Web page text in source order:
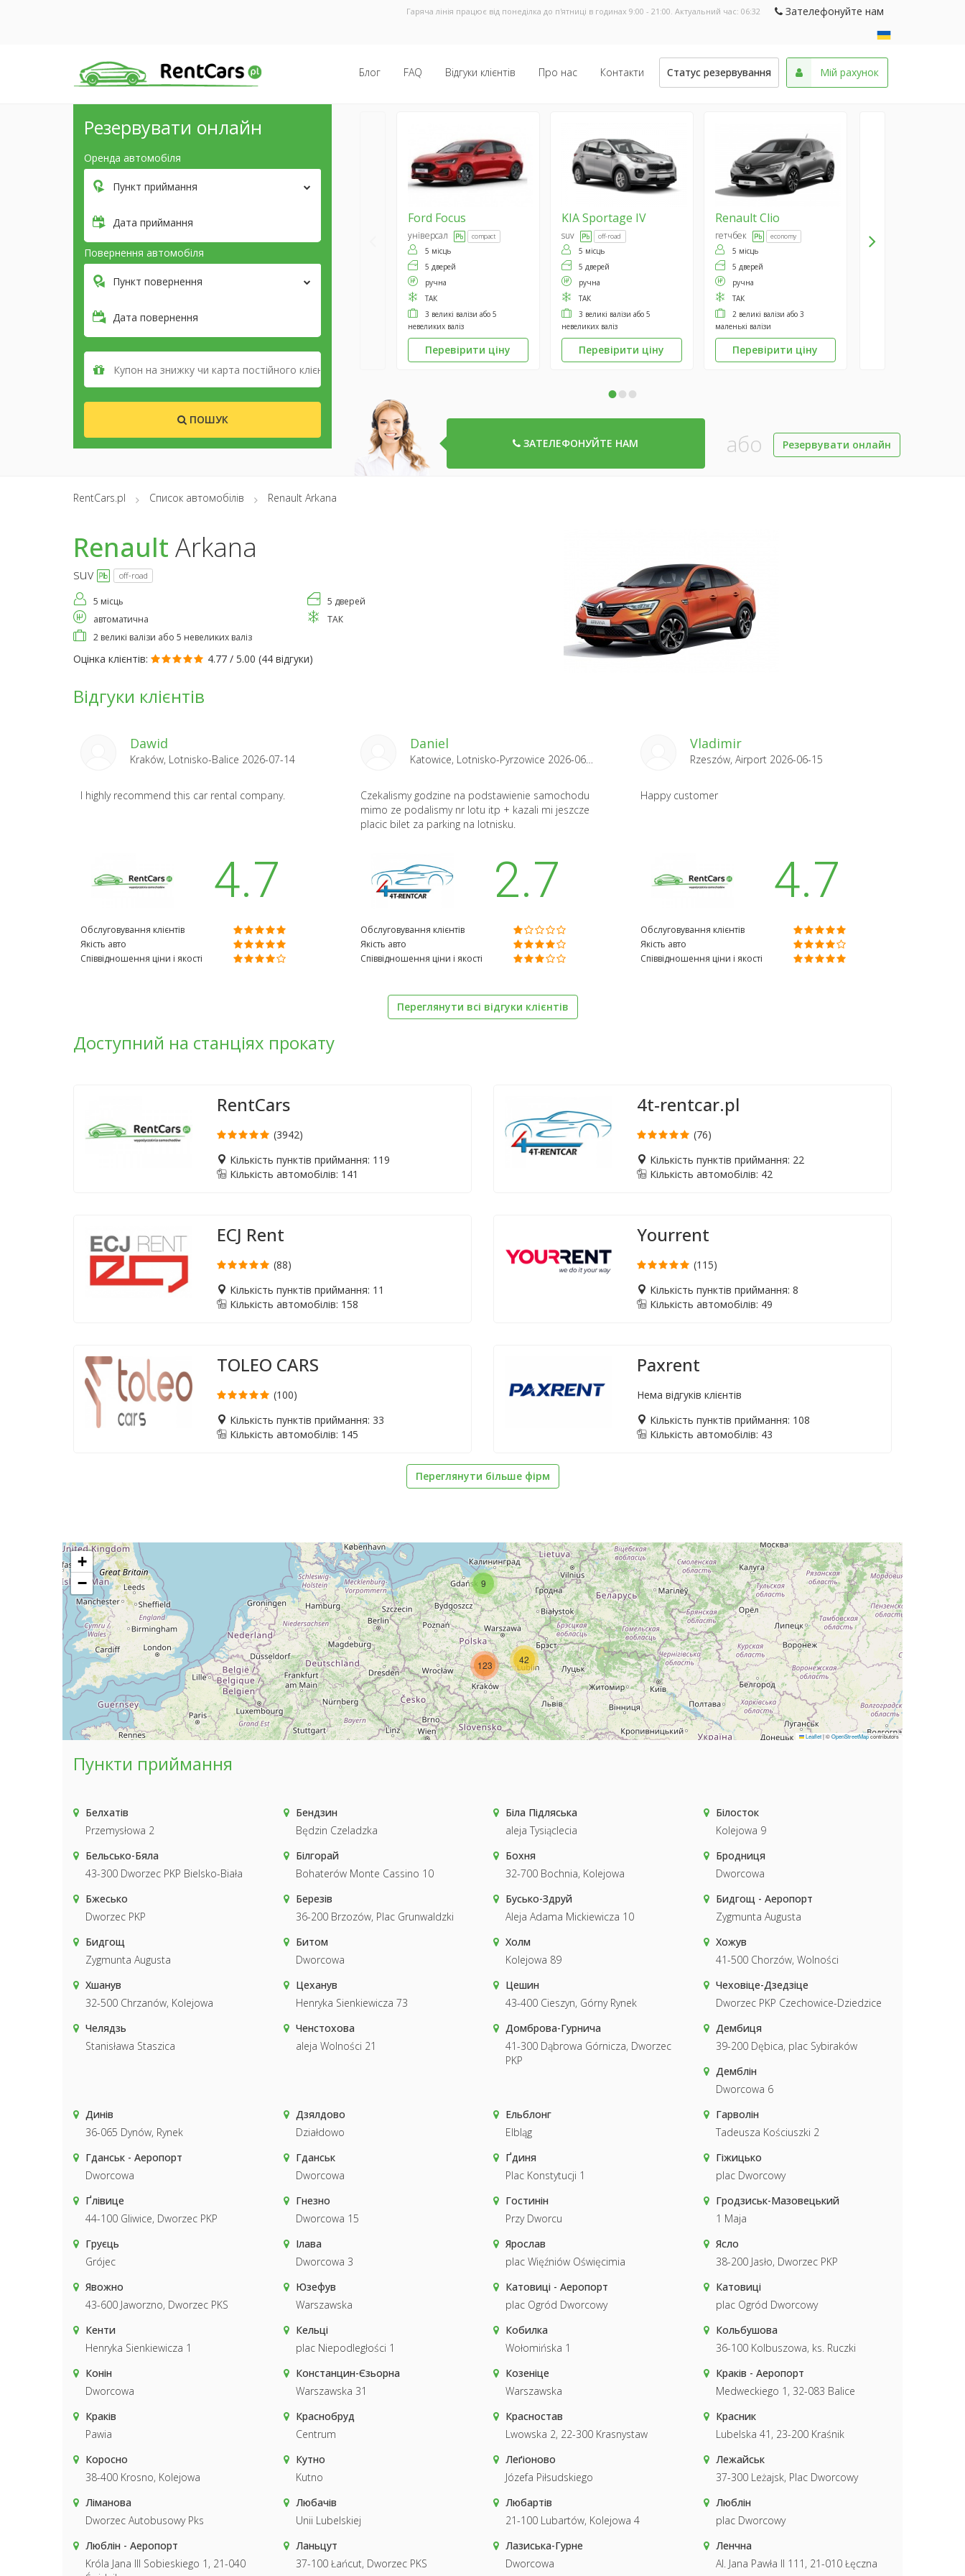
Гаряча лінія працює від понеділка до п'ятниці в годинах 9:00 - 21:00. Актуальний час: 06:32 Зателефонуйте нам
Блог FAQ Відгуки клієнтів Про нас Контакти Статус резервування Мій рахунок
Резервувати онлайн
Оренда автомобіля
Пункт приймання
Дата приймання
Повернення автомобіля
Пункт повернення
Дата повернення
ПОШУК
Ford Focus
універсал compact
5 місць
5 дверей
ручна
ТАК
3 великі валізи або 5
невеликих валіз
Перевірити ціну
KIASportage IV
suv off-road
5 місць
5 дверей
ручна
ТАК
3 великі валізи або 5
невеликих валіз
Перевірити ціну
RenaultClio
гетчбек economy
5 місць
5 дверей
ручна
ТАК
2 великі валізи або 3
маленькі валізи
Перевірити ціну
•••
ЗАТЕЛЕФОНУЙТЕ НАМ або Резервувати онлайн
RentCars.pl Список автомобілів Renault Arkana
Renault Arkana
suv off-road
5 місць
5 дверей
автоматична
ТАК
2 великі валізи або 5 невеликих валіз
Оцінка клієнтів: 4.77 / 5.00 (44 відгуки)
Відгуки клієнтів
Dawid
Kraków, Lotnisko-Balice 2026-07-14
I highly recommend this car rental company.
4.7
Обслуговування клієнтів
Якість авто
Співвідношення ціни і якості
Daniel
Czekalismy godzine na podstawienie samochodu
mimo ze podalismy nr lotu itp + kazali mi jeszcze
placic bilet za parking na lotnisku.
2.7
Обслуговування клієнтів
Якість авто
Співвідношення ціни і якості
Vladimir
Rzeszów, Airport 2026-06-15
Happy customer
4.7
Обслуговування клієнтів
Якість авто
Співвідношення ціни і якості
Переглянути всі відгуки клієнтів
Доступний на станціях прокату
RentCars
(3942)
Кількість пунктів приймання: 119
Кількість автомобілів: 141
4t-rentcar.pl
(76)
Кількість пунктів приймання: 22
Кількість автомобілів: 42
ECJ Rent
(88)
Кількість пунктів приймання: 11
Кількість автомобілів: 158
Yourrent
(115)
Кількість пунктів приймання: 8
Кількість автомобілів: 49
TOLEO CARS
(100)
Кількість пунктів приймання: 33
Кількість автомобілів: 145
Paxrent
Нема відгуків клієнтів
Кількість пунктів приймання: 108
Кількість автомобілів: 43
Переглянути більше фірм
9
42
123
+
−
Leaflet|©OpenStreetMapcontributors
Пункти приймання
Белхатів
Przemysłowa 2
Бендзин
Będzin Czeladzka
Біла Підляська
aleja Tysiąclecia
Білосток
Kolejowa 9
Бельсько-Бяла
43-300 Dworzec PKP Bielsko-Biała
Білгорай
Bohaterów Monte Cassino 10
Бохня
32-700 Bochnia, Kolejowa
Бродниця
Dworcowa
Бжесько
Dworzec PKP
Березів
36-200 Brzozów, Plac Grunwaldzki
Бусько-Здруй
Aleja Adama Mickiewicza 10
Бидгощ - Аеропорт
Zygmunta Augusta
Бидгощ
Zygmunta Augusta
Битом
Dworcowa
Холм
Kolejowa 89
Хожув
41-500 Chorzów, Wolności
Хшанув
32-500 Chrzanów, Kolejowa
Цеханув
Henryka Sienkiewicza 73
Цешин
43-400 Cieszyn, Górny Rynek
Чеховіце-Дзедзіце
Dworzec PKP Czechowice-Dziedzice
Челядзь
Stanisława Staszica
Ченстохова
aleja Wolności 21
Домброва-Гурнича
41-300 Dąbrowa Górnicza, Dworzec
PKP
Дембиця
39-200 Dębica, plac Sybiraków
Демблін
Dworcowa 6
Динів
36-065 Dynów, Rynek
Дзялдово
Działdowo
Ельблонг
Elbląg
Гарволін
Tadeusza Kościuszki 2
Гданськ - Аеропорт
Dworcowa
Гданськ
Dworcowa
Ґдиня
Plac Konstytucji 1
Гіжицько
plac Dworcowy
Ґлівице
44-100 Gliwice, Dworzec PKP
Гнезно
Dworcowa 15
Гостинін
Przy Dworcu
Гродзиськ-Мазовецький
1 Maja
Груєць
Grójec
Ілава
Dworcowa 3
Ярослав
plac Więźniów Oświęcimia
Ясло
38-200 Jasło, Dworzec PKP
Явожно
43-600 Jaworzno, Dworzec PKS
Юзефув
Warszawska
Катовиці - Аеропорт
plac Ogród Dworcowy
Катовиці
plac Ogród Dworcowy
Кенти
Henryka Sienkiewicza 1
Кельці
plac Niepodległości 1
Кобилка
Wołomińska 1
Кольбушова
36-100 Kolbuszowa, ks. Ruczki
Конін
Dworcowa
Констанцин-Єзьорна
Warszawska 31
Козеніце
Warszawska
Краків - Аеропорт
Medweckiego 1, 32-083 Balice
Краків
Pawia
Краснобруд
Centrum
Красностав
Lwowska 2, 22-300 Krasnystaw
Красник
Lubelska 41, 23-200 Kraśnik
Коросно
38-400 Krosno, Kolejowa
Кутно
Kutno
Леґіоново
Józefa Piłsudskiego
Лежайськ
37-300 Leżajsk, Plac Dworcowy
Ліманова
Dworzec Autobusowy Pks
Любачів
Unii Lubelskiej
Любартів
21-100 Lubartów, Kolejowa 4
Люблін
plac Dworcowy
Люблін - Аеропорт
Króla Jana III Sobieskiego 1, 21-040
Ланьцут
37-100 Łańcut, Dworzec PKS
Лазиська-Гурне
Dworcowa
Ленчна
Al. Jana Pawła II 111, 21-010 Łęczna